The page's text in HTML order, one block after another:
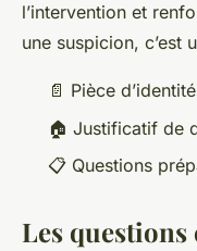
l’intervention et
une suspicion, c’est
📄 Pièce d’identité
🏠 Justificatif de
📋 Questions
Les